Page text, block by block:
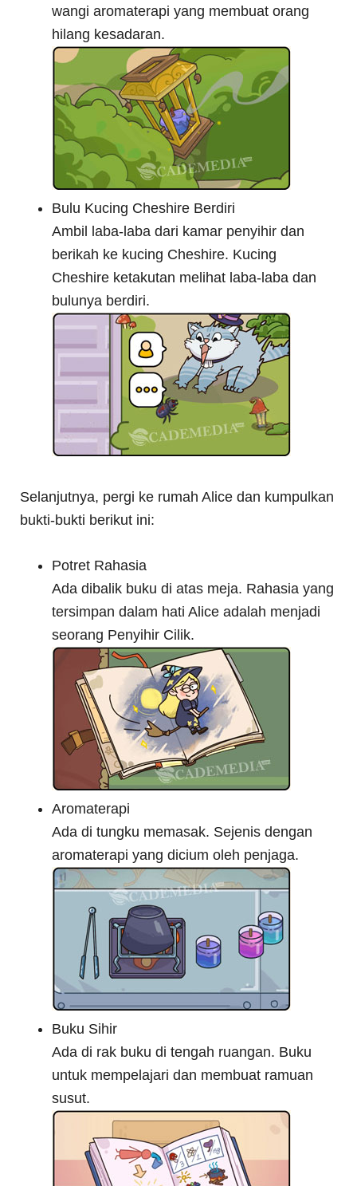
wangi aromaterapi yang membuat orang
hilang kesadaran.
Bulu Kucing Cheshire Berdiri
Ambil laba-laba dari kamar penyihir dan
berikah ke kucing Cheshire. Kucing
Cheshire ketakutan melihat laba-laba dan
bulunya berdiri.
Selanjutnya, pergi ke rumah Alice dan kumpulkan
bukti-bukti berikut ini:
Potret Rahasia
Ada dibalik buku di atas meja. Rahasia yang
tersimpan dalam hati Alice adalah menjadi
seorang Penyihir Cilik.
Aromaterapi
Ada di tungku memasak. Sejenis dengan
aromaterapi yang dicium oleh penjaga.
Buku Sihir
Ada di rak buku di tengah ruangan. Buku
untuk mempelajari dan membuat ramuan
susut.